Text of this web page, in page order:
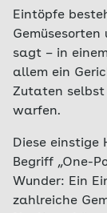
Eintöpfe
sagt – in
allem ein
Zutaten
warfen.
Diese einstige
Begriff „One-
Wunder: Ein
zahlreiche